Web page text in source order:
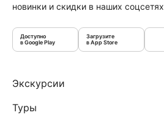
новинки и скидки в наших соцсетях
Доступно
в Google Play
Загрузите
в App Store
Экскурсии
Туры